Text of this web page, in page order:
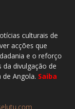
culturais de
acções que
e o reforço
da divulgação de
Angola. Saiba